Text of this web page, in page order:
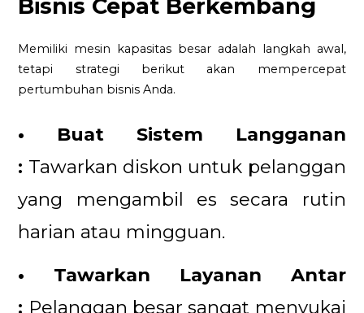
Bisnis Cepat Berkembang
Memiliki mesin kapasitas besar adalah langkah awal,
tetapi strategi berikut akan mempercepat
pertumbuhan bisnis Anda.
• Buat Sistem Langganan
: Tawarkan diskon untuk pelanggan
yang mengambil es secara rutin
harian atau mingguan.
• Tawarkan Layanan Antar
: Pelanggan besar sangat menyukai